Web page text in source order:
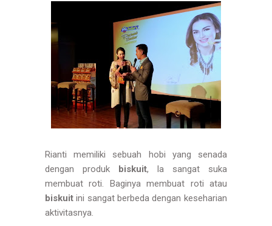
Rianti memiliki sebuah hobi yang senada
dengan produk biskuit, Ia sangat suka
membuat roti. Baginya membuat roti atau
biskuit ini sangat berbeda dengan keseharian
aktivitasnya.